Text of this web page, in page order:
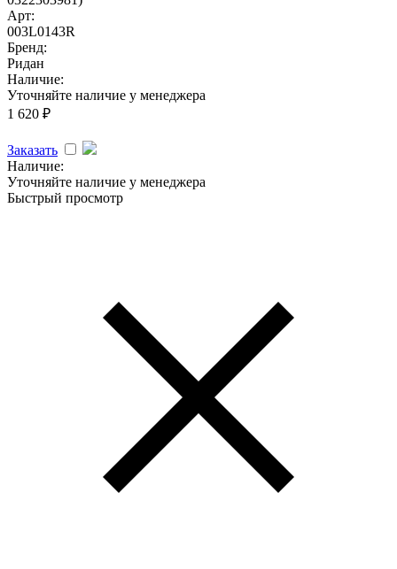
Арт:
003L0143R
Бренд:
Ридан
Наличие:
Уточняйте наличие у менеджера
1 620 ₽
Заказать
Наличие:
Уточняйте наличие у менеджера
Быстрый просмотр